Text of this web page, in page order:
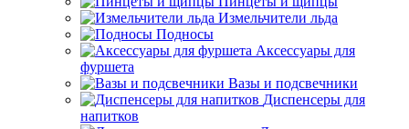
Измельчители льда
Подносы
Аксессуары для
фуршета
Вазы и подсвечники
Диспенсеры для
напитков